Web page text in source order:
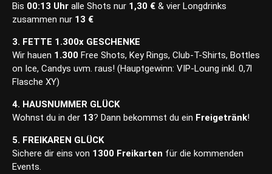
Bis 00:13 Uhr alle Shots nur 1,30 € & vier Longdrinks
zusammen nur 13 €
3. FETTE 1.300x GESCHENKE
Wir hauen 1.300 Free Shots, Key Rings, Club-T-Shirts, Bottles
on Ice, Candys uvm. raus! (Hauptgewinn: VIP-Loung inkl. 0,7l
Flasche XY)
4. HAUSNUMMER GLÜCK
Wohnst du in der 13? Dann bekommst du ein Freigetränk!
5. FREIKAREN GLÜCK
Sichere dir eins von 1300 Freikarten für die kommenden
Events.